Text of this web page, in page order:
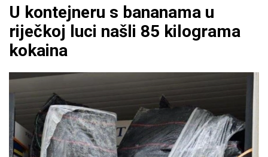
U kontejneru s bananama u
riječkoj luci našli 85 kilograma
kokaina